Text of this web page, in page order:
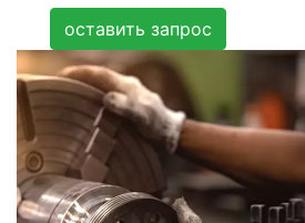
оставить запрос